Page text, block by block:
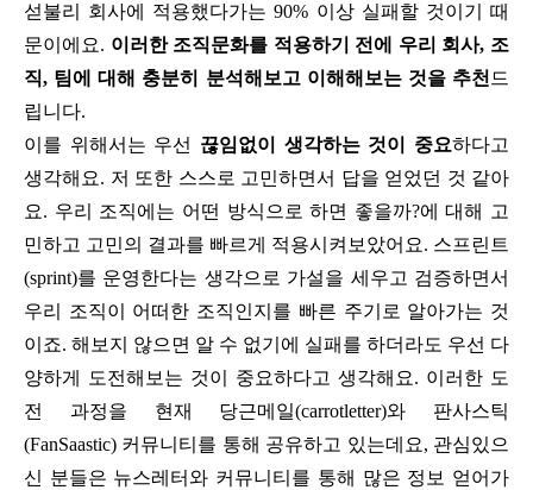
섣불리 회사에 적용했다가는 90% 이상 실패할 것이기 때
문이에요. 이러한 조직문화를 적용하기 전에 우리 회사, 조
직, 팀에 대해 충분히 분석해보고 이해해보는 것을 추천 드
립니다.
이를 위해서는 우선 끊임없이 생각하는 것이 중요하다고
생각해요. 저 또한 스스로 고민하면서 답을 얻었던 것 같아
요. 우리 조직에는 어떤 방식으로 하면 좋을까?에 대해 고
민하고 고민의 결과를 빠르게 적용시켜보았어요. 스프린트
(sprint)를 운영한다는 생각으로 가설을 세우고 검증하면서
우리 조직이 어떠한 조직인지를 빠른 주기로 알아가는 것
이죠. 해보지 않으면 알 수 없기에 실패를 하더라도 우선 다
양하게 도전해보는 것이 중요하다고 생각해요. 이러한 도
전 과정을 현재 당근메일(carrotletter)와 판사스틱
(FanSaastic) 커뮤니티를 통해 공유하고 있는데요, 관심있으
신 분들은 뉴스레터와 커뮤니티를 통해 많은 정보 얻어가